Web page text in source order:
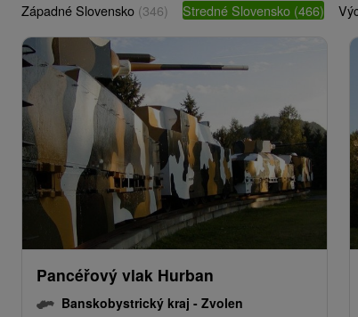
Západné Slovensko (346) Stredné Slovensko (466)
Pancéřový vlak Hurban
Banskobystrický kraj - Zvolen